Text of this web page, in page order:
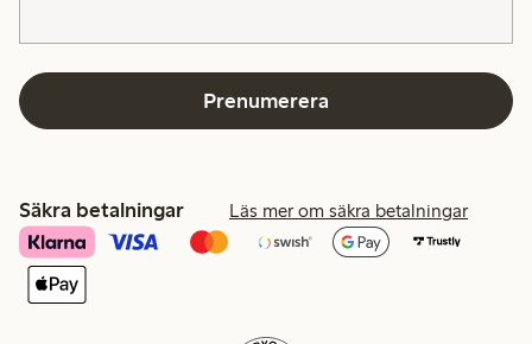
Prenumerera
Säkra betalningar Läs mer om säkra betalningar